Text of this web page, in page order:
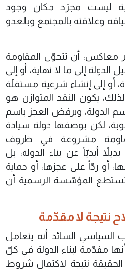
ليست مجرّد مكان وجود
وعلاقته بالمجتمع وبالعدو
معاكس: أن تتحوّل المقاومة
إلى ما لا نهاية، أو إلى
أو إلى إنشاء شرعية مستقلّة
يكون النقد المتوازن هو
الدولة، ويرفض العجز باسم
لكن بوصفها دولة سيادة
مشروعة في ظروف
أبديّاً عن بناء الدولة، بل
أو ردّاً على عجزها، أو حماية
المؤسّسة الرسمية أن
نتيجة لا مقدّمة
السياسي السائد أنه يتعامل
مقدّمة لبناء الدولة في كلّ
نتيجة لاكتمال شروط